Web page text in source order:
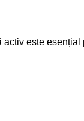
este